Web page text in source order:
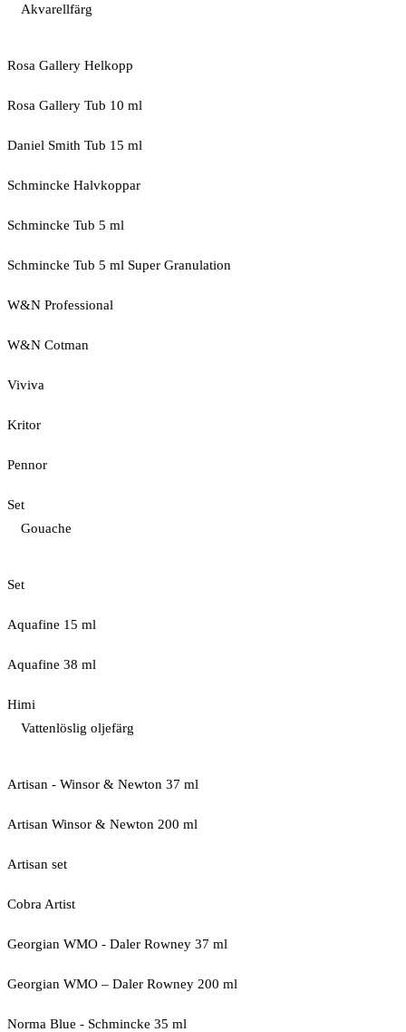
Akvarellfärg
Rosa Gallery Helkopp
Rosa Gallery Tub 10 ml
Daniel Smith Tub 15 ml
Schmincke Halvkoppar
Schmincke Tub 5 ml
Schmincke Tub 5 ml Super Granulation
W&N Professional
W&N Cotman
Viviva
Kritor
Pennor
Set
Gouache
Set
Aquafine 15 ml
Aquafine 38 ml
Himi
Vattenlöslig oljefärg
Artisan - Winsor & Newton 37 ml
Artisan Winsor & Newton 200 ml
Artisan set
Cobra Artist
Georgian WMO - Daler Rowney 37 ml
Georgian WMO – Daler Rowney 200 ml
Norma Blue - Schmincke 35 ml